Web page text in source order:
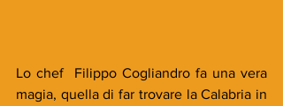
Lo chef  Filippo Cogliandro fa una vera
magia, quella di far trovare la Calabria in